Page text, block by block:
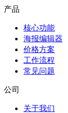
产品
核心功能
海报编辑器
价格方案
工作流程
常见问题
公司
关于我们